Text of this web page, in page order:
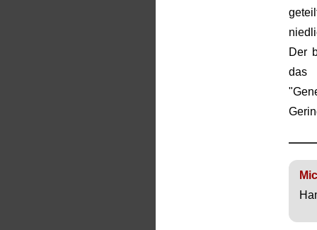
Der
das